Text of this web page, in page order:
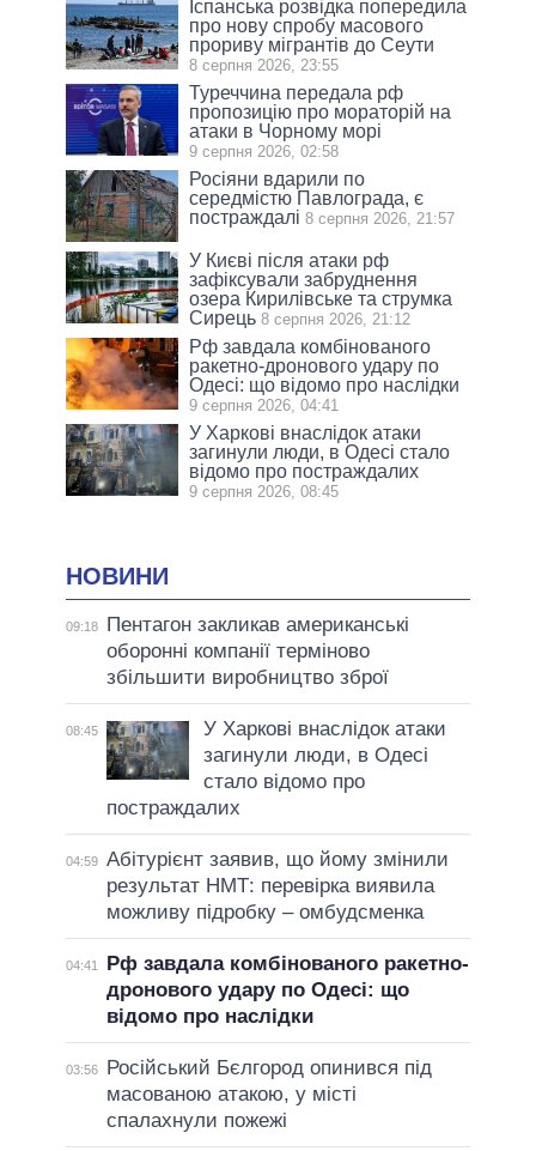
Іспанська розвідка попередила
про нову спробу масового
прориву мігрантів до Сеути
8 серпня 2026, 23:55
Туреччина передала рф
пропозицію про мораторій на
атаки в Чорному морі
9 серпня 2026, 02:58
Росіяни вдарили по
середмістю Павлограда, є
постраждалі 8 серпня 2026, 21:57
У Києві після атаки рф
зафіксували забруднення
озера Кирилівське та струмка
Сирець 8 серпня 2026, 21:12
Рф завдала комбінованого
ракетно-дронового удару по
Одесі: що відомо про наслідки
9 серпня 2026, 04:41
У Харкові внаслідок атаки
загинули люди, в Одесі стало
відомо про постраждалих
9 серпня 2026, 08:45
НОВИНИ
09:18
Пентагон закликав американські
оборонні компанії терміново
збільшити виробництво зброї
08:45
У Харкові внаслідок атаки
загинули люди, в Одесі
стало відомо про
постраждалих
04:59 Абітурієнт заявив, що йому змінили
результат НМТ: перевірка виявила
можливу підробку – омбудсменка
04:41
Рф завдала комбінованого ракетно-
дронового удару по Одесі: що
відомо про наслідки
03:56
Російський Бєлгород опинився під
масованою атакою, у місті
спалахнули пожежі